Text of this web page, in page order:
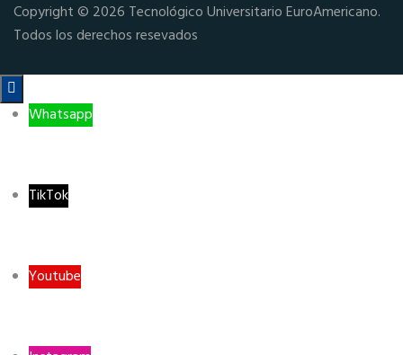
Copyright © 2026 Tecnológico Universitario EuroAmericano.
Todos los derechos resevados

Whatsapp
TikTok
Youtube